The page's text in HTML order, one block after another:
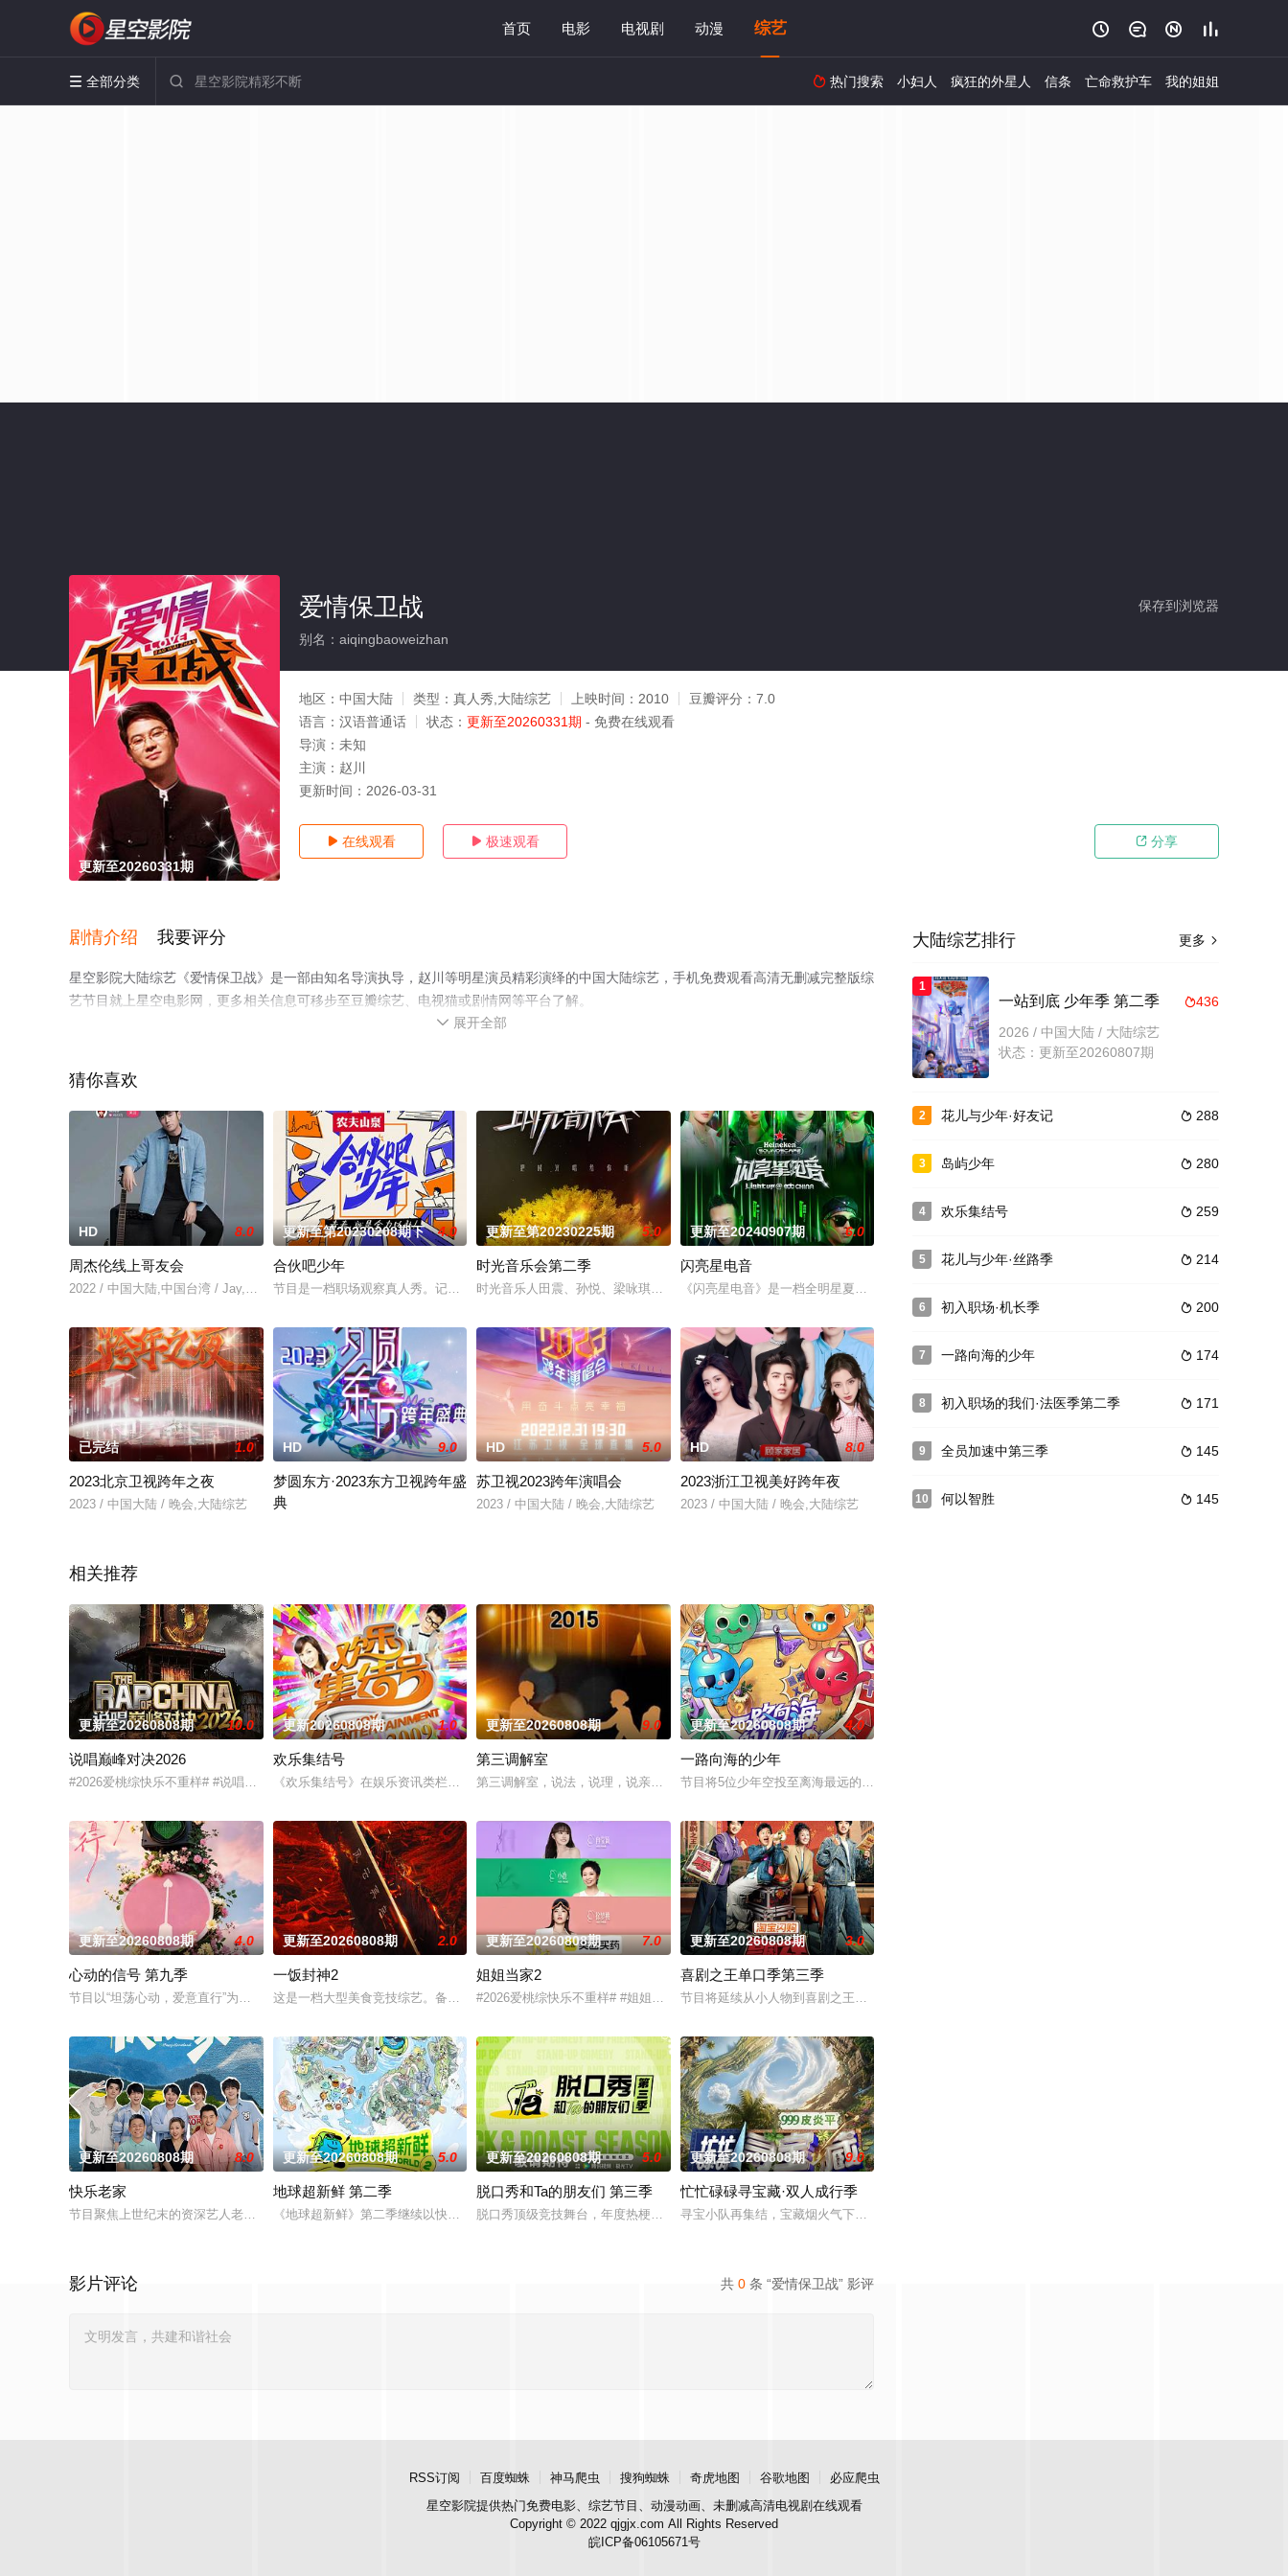
首页 电影 电视剧 动漫 综艺    
 全部分类   热门搜索 小妇人 疯狂的外星人 信条 亡命救护车 我的姐姐
更新至20260331期
保存到浏览器
爱情保卫战
别名：aiqingbaoweizhan
地区： 中国大陆 类型： 真人秀,大陆综艺 上映时间： 2010 豆瓣评分： 7.0
语言： 汉语普通话 状态： 更新至20260331期 - 免费在线观看
导演： 未知
主演： 赵川
更新时间： 2026-03-31
 在线观看  极速观看  分享
剧情介绍 我要评分
星空影院大陆综艺《爱情保卫战》是一部由知名导演执导，赵川等明星演员精彩演绎的中国大陆综艺，手机免费观看高清无删减完整版综
艺节目就上星空电影网，更多相关信息可移步至豆瓣综艺、电视猫或剧情网等平台了解。
 展开全部
猜你喜欢
HD 8.0
周杰伦线上哥友会
2022 / 中国大陆,中国台湾 / Jay,Chou
更新至第20230208期下 4.0
合伙吧少年
节目是一档职场观察真人秀。记录实习生来到一家本土餐饮企业实习的过程，他们接受真实职场的重重挑战，将自己的教育所得学以致用，为传统型餐饮企
更新至第20230225期 5.0
时光音乐会第二季
时光音乐人田震、孙悦、梁咏琪、阿杜、周深、胡夏，以及时光好友邓紫棋、张栋梁作为首发歌手官宣加盟。各位音乐人们以”新人“姿态开启音乐分
更新至20240907期 6.0
闪亮星电音
《闪亮星电音》是一档全明星夏日城市巡游电音竞演综艺。星电音发起人潘玮柏、黄觉登陆上海、成都、武
已完结 1.0
2023北京卫视跨年之夜
2023 / 中国大陆 / 晚会,大陆综艺
HD 9.0
梦圆东方·2023东方卫视跨年盛
典
HD 5.0
苏卫视2023跨年演唱会
2023 / 中国大陆 / 晚会,大陆综艺
HD 8.0
2023浙江卫视美好跨年夜
2023 / 中国大陆 / 晚会,大陆综艺
相关推荐
更新至20260808期 10.0
说唱巅峰对决2026
#2026爱桃综快乐不重样# #说唱十周年巅峰对决#全新升级归来，这次不止比技术，更要玩灵魂共振！最顶的舞台+最真的故事，让每个beat
更新20260808期 1.0
欢乐集结号
《欢乐集结号》在娱乐资讯类栏目中一枝独秀，领跑全国，是辽宁卫视唯一一档以报道娱乐动态、解读文化现象、重温经典作品为内容的专题栏目。以东北
更新至20260808期 9.0
第三调解室
第三调解室，说法，说理，说亲情。第三调解室是国内第一档具有法律效力的排解矛盾、化解纠纷的电视节目。节目将司法局的人民调解室，公安
更新至20260808期 4.0
一路向海的少年
节目将5位少年空投至离海最远的大陆腹地，他们只有一辆车和一车椰子们，通过在途径补给站完成挑战任务
更新至20260808期 4.0
心动的信号 第九季
节目以“坦荡心动，爱意直行”为核心主题，聚焦真诚直白的新式恋爱，告别无效拉扯，走进心动小屋，见证单身青年之间萌生的浪漫情愫。
更新至20260808期 2.0
一饭封神2
这是一档大型美食竞技综艺。备受观众期待的“封神厨房”再度启幕，从厨艺竞技进化为“点燃城市与大众味蕾的内容超级引擎”，以更大舞台、更强对决
更新至20260808期 7.0
姐姐当家2
#2026爱桃综快乐不重样# #姐姐当家# 第二季惊喜回归，看姐姐们如何见招拆招，畅聊人生的酸甜苦辣。观察团已就位，等你一起来“当家”！
更新至20260808期 3.0
喜剧之王单口季第三季
节目将延续从小人物到喜剧之王的故事，汇聚来自全国各地脱口秀俱乐部的优秀单口喜剧演员和漫才组合。每
更新至20260808期 8.0
快乐老家
节目聚焦上世纪末的资深艺人老友团，以“旅居养老试验+跨世纪老友同行”为核心，真实记录老友同行的相处日常、性格碰撞与情感联结，挖掘旅居养老
更新至20260808期 5.0
地球超新鲜 第二季
《地球超新鲜》第二季继续以快乐解压为核心基调，开启“地球团”的快乐旅程。节目路线将继续延着地球的脉络，探索更全面的世界文化旅行和体验。节
更新至20260808期 5.0
脱口秀和Ta的朋友们 第三季
脱口秀顶级竞技舞台，年度热梗发源地，2026夏天准时快乐
更新至20260808期 9.0
忙忙碌碌寻宝藏·双人成行季
寻宝小队再集结，宝藏烟火气下饭脑综再度上桌，第二季全面升维！从“单人寻宝”升级“双人寻宝模式”，换乘
共 0 条 “爱情保卫战” 影评
影片评论
更多 
大陆综艺排行
1
436
一站到底 少年季 第二季
2026 / 中国大陆 / 大陆综艺
状态：更新至20260807期
2  288
花儿与少年·好友记
3  280
岛屿少年
4  259
欢乐集结号
5  214
花儿与少年·丝路季
6  200
初入职场·机长季
7  174
一路向海的少年
8  171
初入职场的我们·法医季第二季
9  145
全员加速中第三季
10  145
何以智胜
RSS订阅 百度蜘蛛 神马爬虫 搜狗蜘蛛 奇虎地图 谷歌地图
必应爬虫
星空影院提供热门免费电影、综艺节目、动漫动画、未删减高清电视剧在线观看
Copyright © 2022 qjgjx.com All Rights Reserved
皖ICP备06105671号